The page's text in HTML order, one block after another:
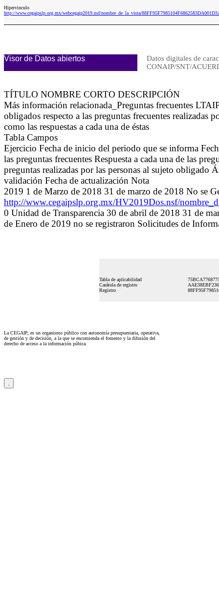
Hipervinculo
http://www.cegaipslp.org.mx/webcegaip2019.nsf/nombre_de_la_vista/
Visor de Datos abiertos
Datos digitales de
CONAIP/SNT/
TÍTULO NOMBRE CORTO DESCRIPCIÓN
Más información relacionada_Preguntas frecuentes
obligados respecto a las preguntas frecuentes realizadas
como las respuestas a cada una de éstas
Tabla Campos
Ejercicio Fecha de inicio del periodo que se informa
las preguntas frecuentes Respuesta a cada una de las
preguntas realizadas por las personas al sujeto obligado
validación Fecha de actualización Nota
2019 1 de Marzo de 2018 31 de marzo de 2018 No se
http://www.cegaipslp.org.mx/HV2019Dos.nsf/
0 Unidad de Transparencia 30 de abril de 2018 31 de
de Enero de 2019 no se registraron Solicitudes de
Tabla de aplicabilidad
Carátula de registro
Registro
La CEGAIP, es un organismo público con autonomía presupuestaria, operativa,
de gestión y de decisión, a la que se encomienda el fomento y la difusión del
derecho de acceso a la información púbica.